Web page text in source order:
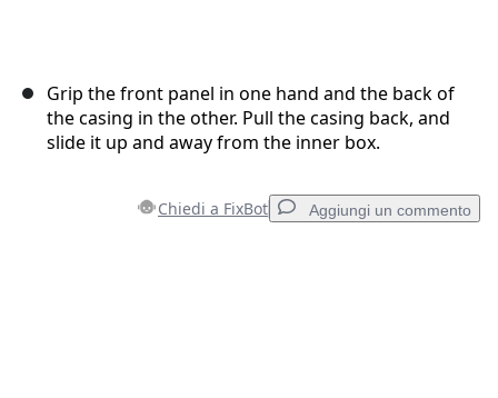
Grip the front panel in one hand and the back of
the casing in the other. Pull the casing back, and
slide it up and away from the inner box.
Chiedi a FixBot Aggiungi un commento